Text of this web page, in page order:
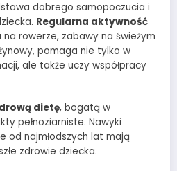
dobrego samopoczucia i
Regularna aktywność
rowerze, zabawy na świeżym
pomaga nie tylko w
ale także uczy współpracy
dietę, bogatą w
pełnoziarniste. Nawyki
od najmłodszych lat mają
zdrowie dziecka.